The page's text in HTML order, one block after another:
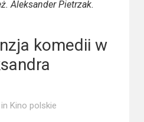
Aleksander Pietrzak.
komedii w
in Kino polskie